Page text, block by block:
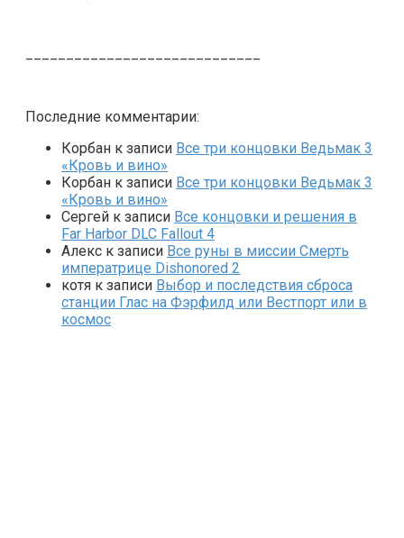
Последние комментарии:
Корбан к записи Все три концовки Ведьмак 3
«Кровь и вино»
Корбан к записи Все три концовки Ведьмак 3
«Кровь и вино»
Сергей к записи Все концовки и решения в
Far Harbor DLC Fallout 4
Алекс к записи Все руны в миссии Смерть
императрице Dishonored 2
котя к записи Выбор и последствия сброса
станции Глас на Фэрфилд или Вестпорт или в
космос